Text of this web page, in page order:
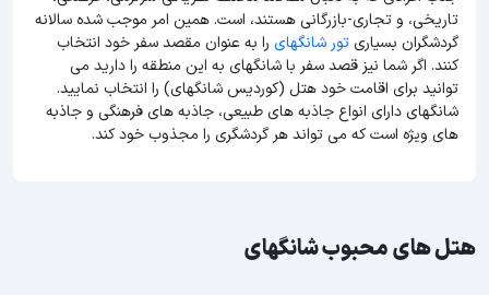
تاریخی، و تجاری-بازرگانی هستند، است. همین امر موجب شده سالانه
گردشگران بسیاریتور شانگهای را به عنوان مقصد سفر خود انتخاب
کنند. اگر شما نیز قصد سفر با شانگهای به این منطقه را دارید می
توانید برای اقامت خود هتل (کوردیس شانگهای) را انتخاب نمایید.
شانگهای دارای انواع جاذبه های طبیعی، جاذبه های فرهنگی و جاذبه
های ویژه است که می تواند هر گردشگری را مجذوب خود کند.
هتل های محبوب شانگهای